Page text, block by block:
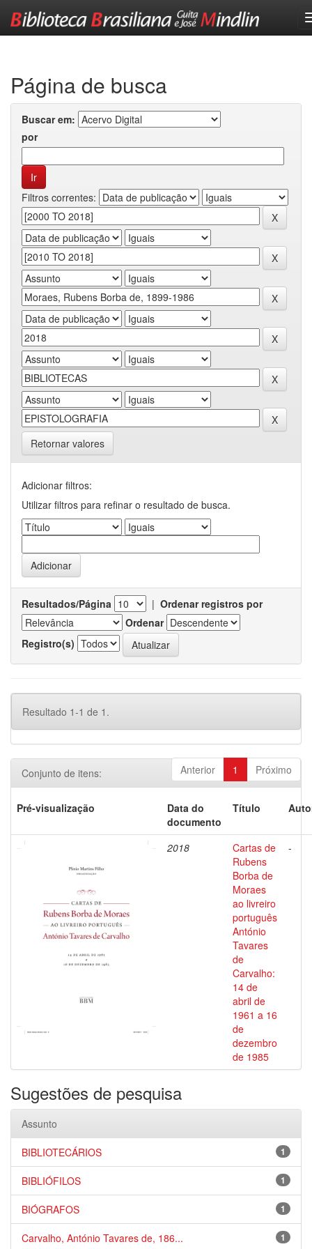
Página de busca
Buscar em:
por
Filtros correntes:
Retornar valores
Adicionar filtros:
Utilizar filtros para refinar o resultado de busca.
Resultados/Página | Ordenar registros por
Ordenar
Registro(s)
Resultado 1-1 de 1.
Anterior 1 Próximo
Conjunto de itens:
Pré-visualização
Data do
documento
Título
2018
Cartas de
Rubens
Borba de
Moraes
ao livreiro
português
António
Tavares
de
Carvalho:
14 de
abril de
1961 a 16
de
dezembro
de 1985
-
Sugestões de pesquisa
Assunto
1
BIBLIOTECÁRIOS
1
BIBLIÓFILOS
1
BIÓGRAFOS
1
Carvalho, António Tavares de, 186...